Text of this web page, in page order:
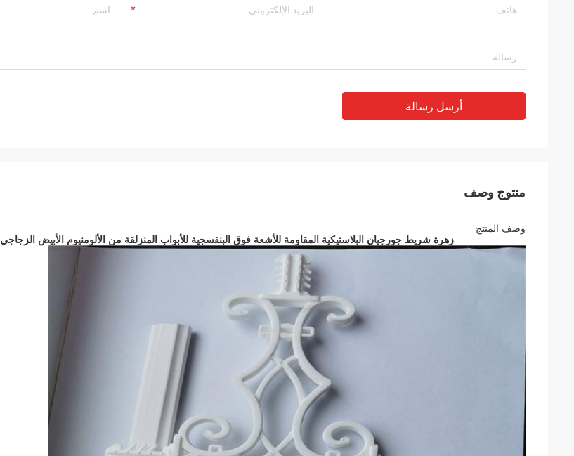
أرسل رسالة
منتوج وصف
وصف المنتج
زهرة شريط جورجيان البلاستيكية المقاومة للأشعة فوق البنفسجية للأبواب المنزلقة من الألومنيوم الأبيض الزجاجي